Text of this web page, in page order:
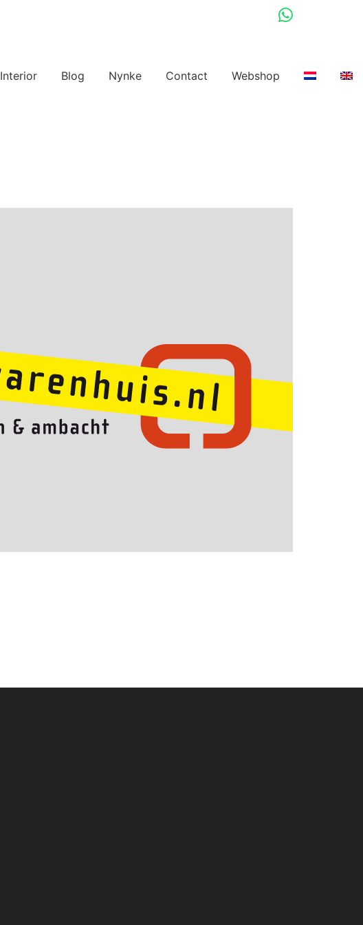
Interior Blog Nynke Contact Webshop